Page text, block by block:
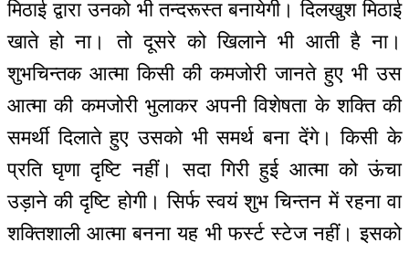
मिठाई द्वारा उनको भी तन्दरूस्त बनायेगी। दिलखुश मिठाई
खाते हो ना। तो दूसरे को खिलाने भी आती है ना।
शुभचिन्तक आत्मा किसी की कमजोरी जानते हुए भी उस
आत्मा की कमजोरी भुलाकर अपनी विशेषता के शक्ति की
समर्थी दिलाते हुए उसको भी समर्थ बना देंगे। किसी के
प्रति घृणा दृष्टि नहीं। सदा गिरी हुई आत्मा को ऊंचा
उड़ाने की दृष्टि होगी। सिर्फ स्वयं शुभ चिन्तन में रहना वा
शक्तिशाली आत्मा बनना यह भी फर्स्ट स्टेज नहीं। इसको